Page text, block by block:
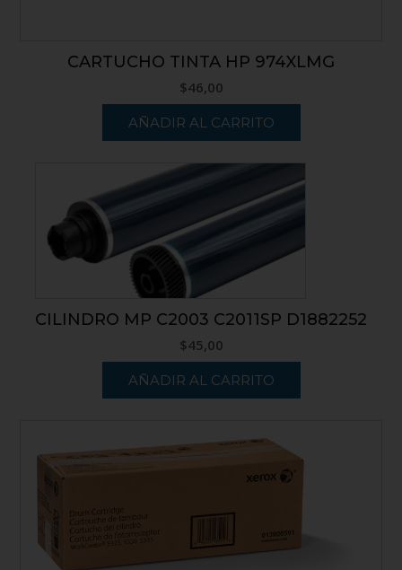
CARTUCHO TINTA HP 974XLMG
$46,00
AÑADIR AL CARRITO
CILINDRO MP C2003 C2011SP D1882252
$45,00
AÑADIR AL CARRITO